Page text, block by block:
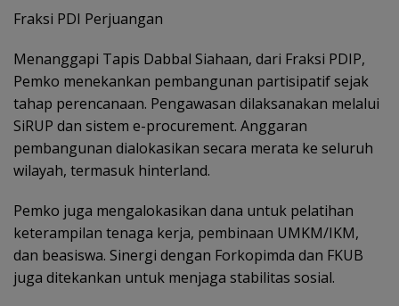
Fraksi PDI Perjuangan
Menanggapi Tapis Dabbal Siahaan, dari Fraksi PDIP,
Pemko menekankan pembangunan partisipatif sejak
tahap perencanaan. Pengawasan dilaksanakan melalui
SiRUP dan sistem e-procurement. Anggaran
pembangunan dialokasikan secara merata ke seluruh
wilayah, termasuk hinterland.
Pemko juga mengalokasikan dana untuk pelatihan
keterampilan tenaga kerja, pembinaan UMKM/IKM,
dan beasiswa. Sinergi dengan Forkopimda dan FKUB
juga ditekankan untuk menjaga stabilitas sosial.